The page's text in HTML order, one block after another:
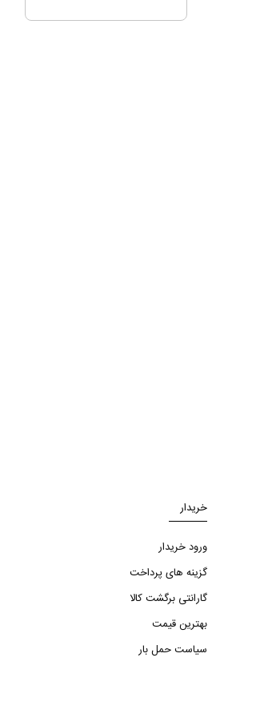
خریدار
ورود خریدار
گزینه های پرداخت
گارانتی برگشت کالا
بهترین قیمت
سیاست حمل بار